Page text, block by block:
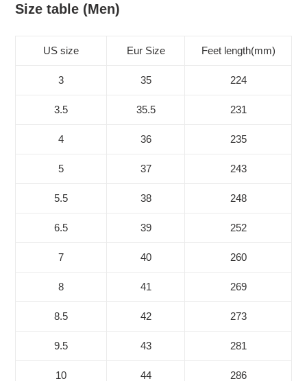
Size table (Men)
US size Eur Size Feet length(mm)
3 35 224
3.5 35.5 231
4 36 235
5 37 243
5.5 38 248
6.5 39 252
7 40 260
8 41 269
8.5 42 273
9.5 43 281
10 44 286